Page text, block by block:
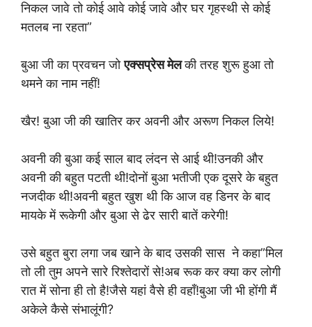
निकल जावे तो कोई आवे कोई जावे और घर गृहस्थी से कोई
मतलब ना रहता”
बुआ जी का प्रवचन जोएक्सप्रेस मेलकी तरह शुरू हुआ तो
थमने का नाम नहीं!
खैर! बुआ जी की खातिर कर अवनी और अरूण निकल लिये!
अवनी की बुआ कई साल बाद लंदन से आई थी!उनकी और
अवनी की बहुत पटती थी!दोनों बुआ भतीजी एक दूसरे के बहुत
नजदीक थी!अवनी बहुत खुश थी कि आज वह डिनर के बाद
मायके में रूकेगी और बुआ से ढेर सारी बातें करेगी!
उसे बहुत बुरा लगा जब खाने के बाद उसकी सास ने कहा”मिल
तो ली तुम अपने सारे रिश्तेदारों से!अब रूक कर क्या कर लोगी
रात में सोना ही तो है!जैसे यहां वैसे ही वहाँ!बुआ जी भी होंगी मैं
अकेले कैसे संभालूंगी?